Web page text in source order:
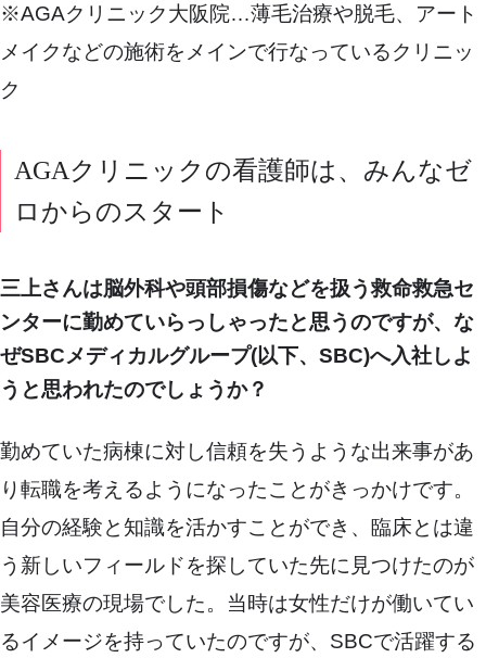
※AGAクリニック大阪院…薄毛治療や脱毛、アート
メイクなどの施術をメインで行なっているクリニッ
ク
AGAクリニックの看護師は、みんなゼ
ロからのスタート
三上さんは脳外科や頭部損傷などを扱う救命救急セ
ンターに勤めていらっしゃったと思うのですが、な
ぜSBCメディカルグループ(以下、SBC)へ入社しよ
うと思われたのでしょうか？
勤めていた病棟に対し信頼を失うような出来事があ
り転職を考えるようになったことがきっかけです。
自分の経験と知識を活かすことができ、臨床とは違
う新しいフィールドを探していた先に見つけたのが
美容医療の現場でした。当時は女性だけが働いてい
るイメージを持っていたのですが、SBCで活躍する